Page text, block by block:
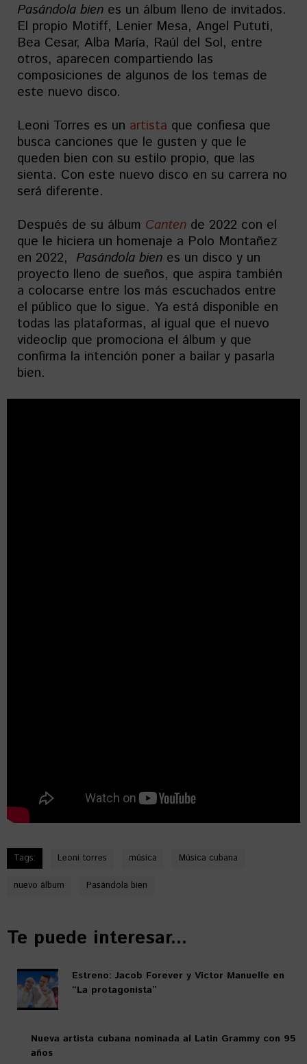
Pasándola bien es un álbum lleno de invitados.
El propio Motiff, Lenier Mesa, Angel Pututi,
Bea Cesar, Alba María, Raúl del Sol, entre
otros, aparecen compartiendo las
composiciones de algunos de los temas de
este nuevo disco.
Leoni Torres es un artista que confiesa que
busca canciones que le gusten y que le
queden bien con su estilo propio, que las
sienta. Con este nuevo disco en su carrera no
será diferente.
Después de su álbum Canten de 2022 con el
que le hiciera un homenaje a Polo Montañez
en 2022, Pasándola bien es un disco y un
proyecto lleno de sueños, que aspira también
a colocarse entre los más escuchados entre
el público que lo sigue. Ya está disponible en
todas las plataformas, al igual que el nuevo
videoclip que promociona el álbum y que
confirma la intención poner a bailar y pasarla
bien.
Tags: Leoni torres música Música cubana
nuevo álbum Pasándola bien
Te puede interesar...
Estreno: Jacob Forever y Víctor Manuelle en
“La protagonista”
Nueva artista cubana nominada al Latin Grammy con 95
años